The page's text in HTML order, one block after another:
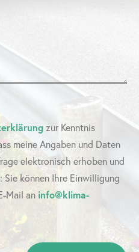
zur Kenntnis
meine Angaben und Daten
elektronisch erhoben und
können Ihre Einwilligung
Mail an info@klima-